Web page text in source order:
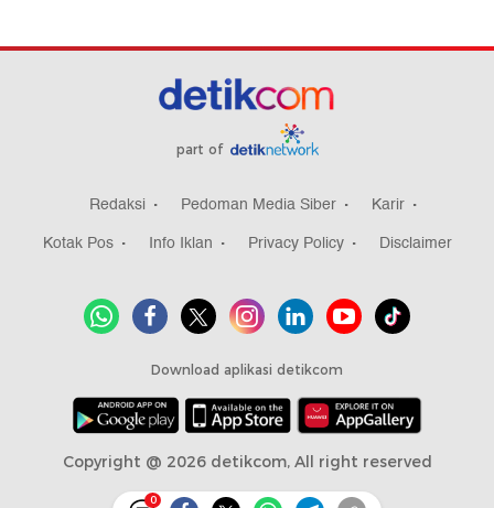
0
part of
Redaksi Pedoman Media Siber
Karir
Kotak Pos
Info Iklan Privacy Policy Disclaimer
Download aplikasi detikcom
Copyright @ 2026 detikcom, All right reserved